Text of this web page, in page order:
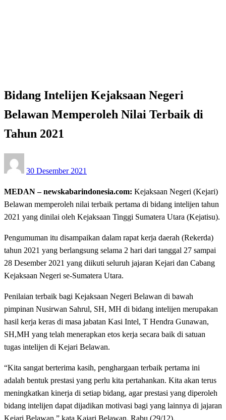
Bidang Intelijen Kejaksaan Negeri
Belawan Memperoleh Nilai Terbaik di
Tahun 2021
on
30 Desember 2021
MEDAN – newskabarindonesia.com: Kejaksaan Negeri (Kejari)
Belawan memperoleh nilai terbaik pertama di bidang intelijen tahun
2021 yang dinilai oleh Kejaksaan Tinggi Sumatera Utara (Kejatisu).
Pengumuman itu disampaikan dalam rapat kerja daerah (Rekerda)
tahun 2021 yang berlangsung selama 2 hari dari tanggal 27 sampai
28 Desember 2021 yang diikuti seluruh jajaran Kejari dan Cabang
Kejaksaan Negeri se-Sumatera Utara.
Penilaian terbaik bagi Kejaksaan Negeri Belawan di bawah
pimpinan Nusirwan Sahrul, SH, MH di bidang intelijen merupakan
hasil kerja keras di masa jabatan Kasi Intel, T Hendra Gunawan,
SH,MH yang telah menerapkan etos kerja secara baik di satuan
tugas intelijen di Kejari Belawan.
“Kita sangat berterima kasih, penghargaan terbaik pertama ini
adalah bentuk prestasi yang perlu kita pertahankan. Kita akan terus
meningkatkan kinerja di setiap bidang, agar prestasi yang diperoleh
bidang intelijen dapat dijadikan motivasi bagi yang lainnya di jajaran
Kejari Belawan,” kata Kajari Belawan, Rabu (29/12).